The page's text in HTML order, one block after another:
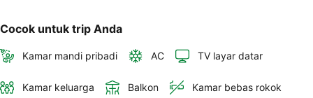
Cocok untuk trip Anda
Kamar mandi pribadi AC TV layar datar
Kamar keluarga Balkon Kamar bebas rokok